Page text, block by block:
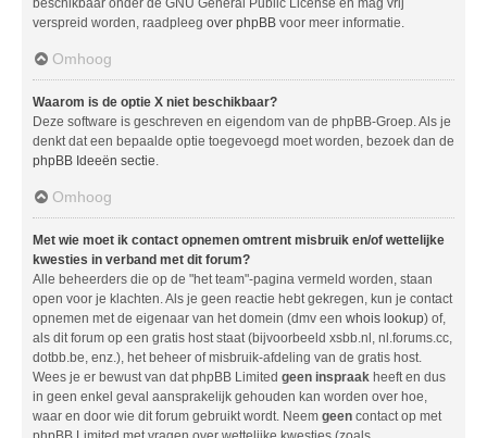
beschikbaar onder de GNU General Public License en mag vrij
verspreid worden, raadpleeg over phpBB voor meer informatie.
Omhoog
Waarom is de optie X niet beschikbaar?
Deze software is geschreven en eigendom van de phpBB-Groep. Als je
denkt dat een bepaalde optie toegevoegd moet worden, bezoek dan de
phpBB Ideeën sectie.
Omhoog
Met wie moet ik contact opnemen omtrent misbruik en/of wettelijke
kwesties in verband met dit forum?
Alle beheerders die op de "het team"-pagina vermeld worden, staan
open voor je klachten. Als je geen reactie hebt gekregen, kun je contact
opnemen met de eigenaar van het domein (dmv een whois lookup) of,
als dit forum op een gratis host staat (bijvoorbeeld xsbb.nl, nl.forums.cc,
dotbb.be, enz.), het beheer of misbruik-afdeling van de gratis host.
Wees je er bewust van dat phpBB Limited geen inspraak heeft en dus
in geen enkel geval aansprakelijk gehouden kan worden over hoe,
waar en door wie dit forum gebruikt wordt. Neem geen contact op met